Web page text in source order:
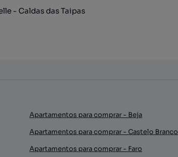
- Caldas das Taipas
Apartamentos para comprar - Beja
Apartamentos para comprar - Castelo Branco
Apartamentos para comprar - Faro